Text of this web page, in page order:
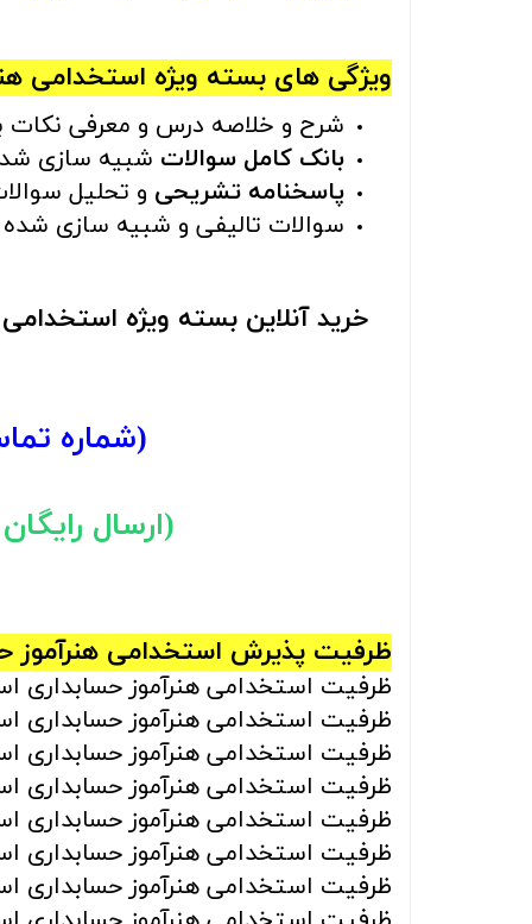
ویژگی های بسته ویژه استخدامی
شرح و خلاصه درس و معرفی نکات
بانک کامل سوالات شبیه سازی
پاسخنامه تشریحی و تحلیل
سوالات تالیفی و شبیه سازی شده
خرید آنلاین بسته ویژه
(شماره
(ارسال رایگان
ظرفیت پذیرش استخدامی هنرآموز
ظرفیت استخدامی هنرآموز حسابداری
ظرفیت استخدامی هنرآموز حسابداری استان
ظرفیت استخدامی هنرآموز حسابداری استان
ظرفیت استخدامی هنرآموز حسابداری استان
ظرفیت استخدامی هنرآموز حسابداری استان
ظرفیت استخدامی هنرآموز حسابداری استان
ظرفیت استخدامی هنرآموز حسابداری استان